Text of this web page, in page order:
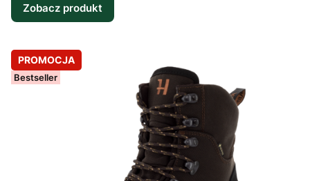
Zobacz produkt
PROMOCJA
Bestseller